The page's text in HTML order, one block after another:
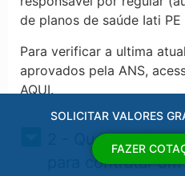
de planos de saúde Iati
Para verificar a ultima
aprovados pela ANS,
AQUI.
2 - Quais os
para contratar
SOLICITAR VALORES
FAZER